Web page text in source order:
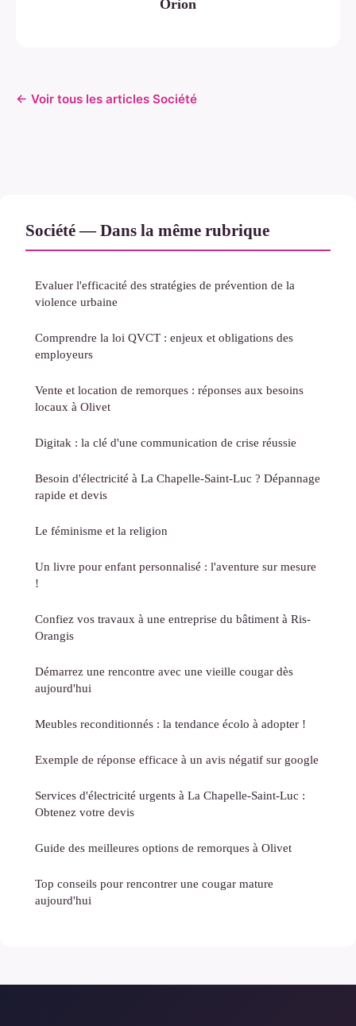
Orion
← Voir tous les articles Société
Société — Dans la même rubrique
Evaluer l'efficacité des stratégies de prévention de la
violence urbaine
Comprendre la loi QVCT : enjeux et obligations des
employeurs
Vente et location de remorques : réponses aux besoins
locaux à Olivet
Digitak : la clé d'une communication de crise réussie
Besoin d'électricité à La Chapelle-Saint-Luc ? Dépannage
rapide et devis
Le féminisme et la religion
Un livre pour enfant personnalisé : l'aventure sur mesure
!
Confiez vos travaux à une entreprise du bâtiment à Ris-
Orangis
Démarrez une rencontre avec une vieille cougar dès
aujourd'hui
Meubles reconditionnés : la tendance écolo à adopter !
Exemple de réponse efficace à un avis négatif sur google
Services d'électricité urgents à La Chapelle-Saint-Luc :
Obtenez votre devis
Guide des meilleures options de remorques à Olivet
Top conseils pour rencontrer une cougar mature
aujourd'hui